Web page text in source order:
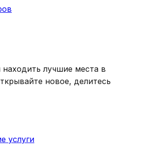
лучшие места в
новое, делитесь
услуги